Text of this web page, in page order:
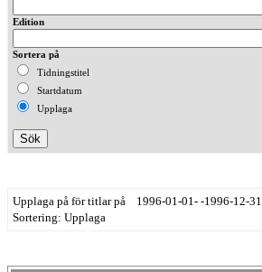
Edition
Sortera på
Tidningstitel
Startdatum
Upplaga
Upplaga på för titlar på 1996-01-01- -1996-12-31
Sortering: Upplaga